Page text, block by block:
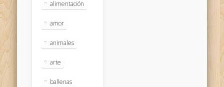
alimentación
amor
animales
arte
ballenas